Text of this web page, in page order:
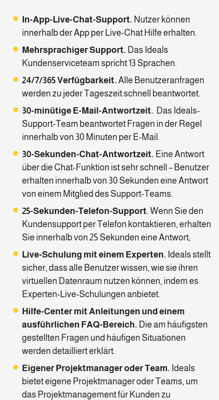
In-App-Live-Chat-Support. Nutzer können
innerhalb der App per Live-Chat Hilfe erhalten.
Mehrsprachiger Support. Das Ideals
Kundenserviceteam spricht 13 Sprachen.
24/7/365 Verfügbarkeit. Alle Benutzeranfragen
werden zu jeder Tageszeit schnell beantwortet.
30-minütige E-Mail-Antwortzeit. Das Ideals-
Support-Team beantwortet Fragen in der Regel
innerhalb von 30 Minuten per E-Mail.
30-Sekunden-Chat-Antwortzeit. Eine Antwort
über die Chat-Funktion ist sehr schnell – Benutzer
erhalten innerhalb von 30 Sekunden eine Antwort
von einem Mitglied des Support-Teams.
25-Sekunden-Telefon-Support. Wenn Sie den
Kundensupport per Telefon kontaktieren, erhalten
Sie innerhalb von 25 Sekunden eine Antwort;
Live-Schulung mit einem Experten. Ideals stellt
sicher, dass alle Benutzer wissen, wie sie ihren
virtuellen Datenraum nutzen können, indem es
Experten-Live-Schulungen anbietet.
Hilfe-Center mit Anleitungen und einem
ausführlichen FAQ-Bereich. Die am häufigsten
gestellten Fragen und häufigen Situationen
werden detailliert erklärt.
Eigener Projektmanager oder Team. Ideals
bietet eigene Projektmanager oder Teams, um
das Projektmanagement für Kunden zu